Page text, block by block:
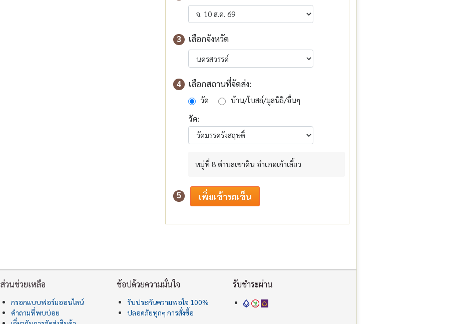
3 เลือกจังหวัด
4 เลือกสถานที่จัดส่ง:
วัด
บ้าน/โบสถ์/มูลนิธิ/อื่นๆ
วัด:
หมู่ที่ 8 ตำบลเขาดิน อำเภอเก้าเลี้ยว
5
ส่วนช่วยเหลือ
กรอกแบบฟอร์มออนไลน์
คำถามที่พบบ่อย
ช้อปด้วยความมั่นใจ
รับประกันความพอใจ 100%
ปลอดภัยทุกๆ การสั่งซื้อ
รับชำระผ่าน